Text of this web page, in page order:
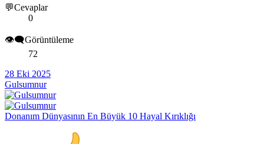
💬Cevaplar
0
👁️‍🗨️Görüntüleme
72
28 Eki 2025
Gulsumnur
Donanım Dünyasının En Büyük 10 Hayal Kırıklığı